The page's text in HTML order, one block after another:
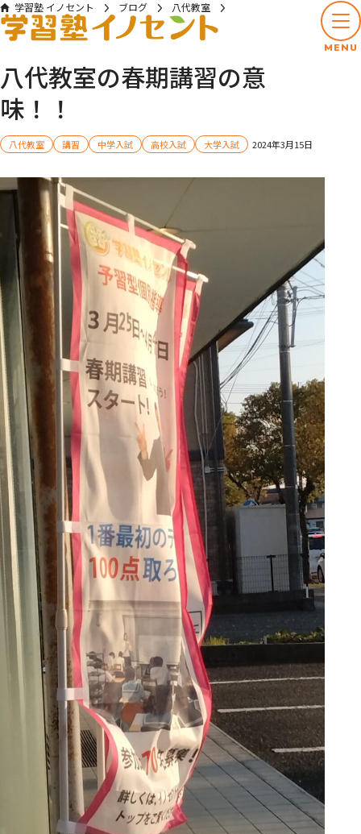
MENU
学習塾 イノセント ブログ
八代教室
八代教室の春期講習の意味！！
八代教室の春期講習の意
味！！
八代教室 講習 中学入試 高校入試 大学入試 2024年3月15日